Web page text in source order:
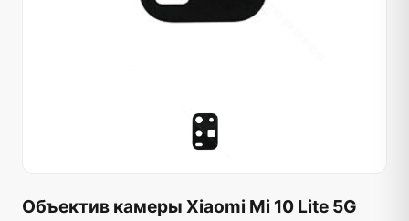
Объектив камеры Xiaomi Mi 10 Lite 5G